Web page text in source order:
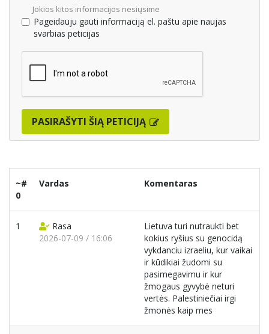
Jokios kitos informacijos nesiųsime
Pageidauju gauti informaciją el. paštu apie naujas
svarbias peticijas
PASIRAŠYTI ŠIĄ PETICIJĄ
~#
0
Vardas Komentaras
1
Rasa
2026-07-09 / 16:06
Lietuva turi nutraukti bet
kokius ryšius su genocidą
vykdanciu izraeliu, kur vaikai
ir kūdikiai žudomi su
pasimegavimu ir kur
žmogaus gyvybė neturi
vertės. Palestiniečiai irgi
žmonės kaip mes